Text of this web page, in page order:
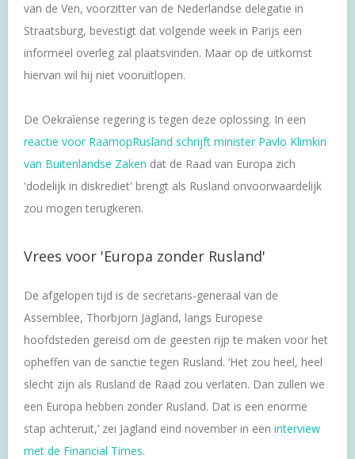
van de Ven, voorzitter van de Nederlandse delegatie in
Straatsburg, bevestigt dat volgende week in Parijs een
informeel overleg zal plaatsvinden. Maar op de uitkomst
hiervan wil hij niet vooruitlopen.
De Oekraìense regering is tegen deze oplossing. In een
reactie voor RaamopRusland schrijft minister Pavlo Klimkin
van Buitenlandse Zaken dat de Raad van Europa zich
'dodelijk in diskrediet' brengt als Rusland onvoorwaardelijk
zou mogen terugkeren.
Vrees voor 'Europa zonder Rusland'
De afgelopen tijd is de secretaris-generaal van de
Assemblee, Thorbjorn Jagland, langs Europese
hoofdsteden gereisd om de geesten rijp te maken voor het
opheffen van de sanctie tegen Rusland. ‘Het zou heel, heel
slecht zijn als Rusland de Raad zou verlaten. Dan zullen we
een Europa hebben zonder Rusland. Dat is een enorme
stap achteruit,’ zei Jagland eind november in een interview
met de Financial Times.